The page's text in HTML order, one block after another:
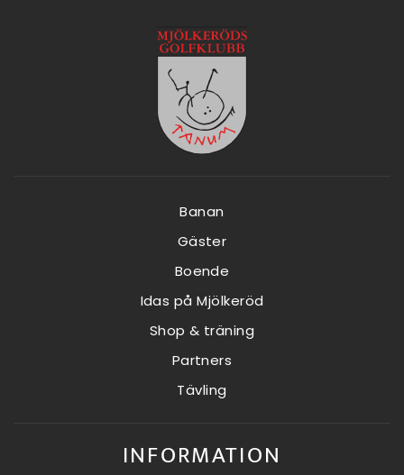
Banan
Gäster
Boende
Idas på Mjölkeröd
Shop & träning
Partners
Tävling
INFORMATION